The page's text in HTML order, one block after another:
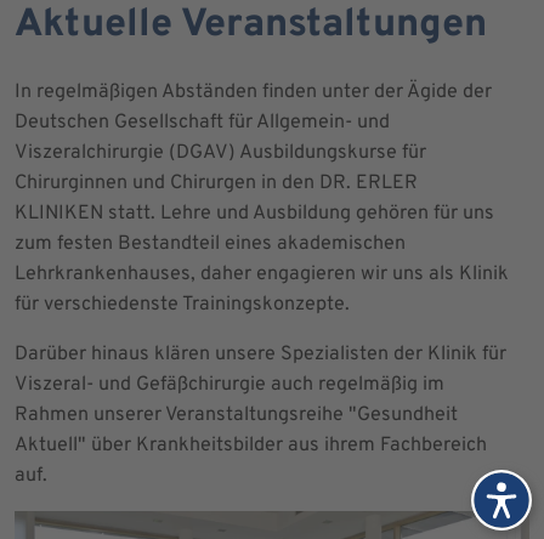
Aktuelle Veranstaltungen
In regelmäßigen Abständen finden unter der Ägide der
Deutschen Gesellschaft für Allgemein- und
Viszeralchirurgie (DGAV) Ausbildungskurse für
Chirurginnen und Chirurgen in den DR. ERLER
KLINIKEN statt. Lehre und Ausbildung gehören für uns
zum festen Bestandteil eines akademischen
Lehrkrankenhauses, daher engagieren wir uns als Klinik
für verschiedenste Trainingskonzepte.
Darüber hinaus klären unsere Spezialisten der Klinik für
Viszeral- und Gefäßchirurgie auch regelmäßig im
Rahmen unserer Veranstaltungsreihe "Gesundheit
Aktuell" über Krankheitsbilder aus ihrem Fachbereich
auf.